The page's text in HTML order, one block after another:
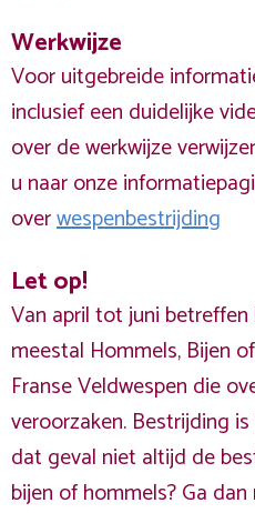
Werkwijze
Voor uitgebreide
inclusief een duidelijke
over de werkwijze
u naar onze
overwespenbestrijding
Let op!
Van april tot juni
meestal Hommels, Bijen of
Franse Veldwespen die
veroorzaken. Bestrijding is
dat geval niet altijd de
bijen of hommels? Ga dan